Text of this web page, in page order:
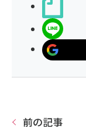
前の記事